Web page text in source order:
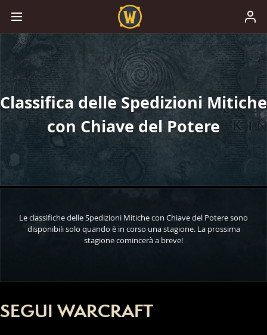
Classifica delle Spedizioni Mitiche
con Chiave del Potere
Le classifiche delle Spedizioni Mitiche con Chiave del Potere sono
disponibili solo quando è in corso una stagione. La prossima
stagione comincerà a breve!
SEGUI WARCRAFT